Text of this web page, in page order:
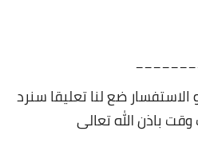
ضع لنا تعليقا سنرد
باذن الله تعالى